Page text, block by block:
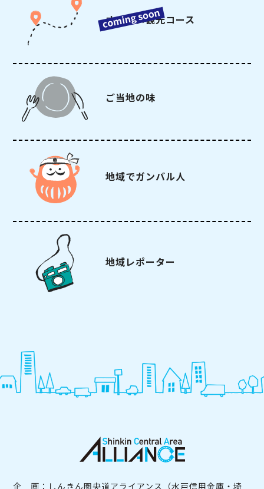
オススメ観光コース
ご当地の味
地域でガンバル人
地域レポーター
企 画：しんきん圏央道アライアンス（水戸信用金庫・埼